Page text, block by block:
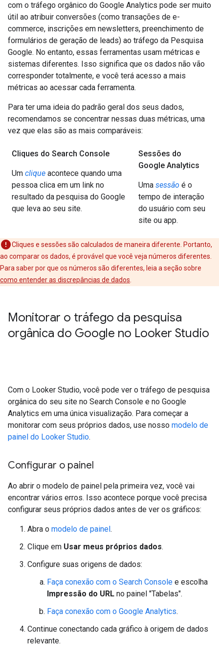
com o tráfego orgânico do Google Analytics pode ser muito
útil ao atribuir conversões (como transações de e-
commerce, inscrições em newsletters, preenchimento de
formulários de geração de leads) ao tráfego da Pesquisa
Google. No entanto, essas ferramentas usam métricas e
sistemas diferentes. Isso significa que os dados não vão
corresponder totalmente, e você terá acesso a mais
métricas ao acessar cada ferramenta.
Para ter uma ideia do padrão geral dos seus dados,
recomendamos se concentrar nessas duas métricas, uma
vez que elas são as mais comparáveis:
Cliques do Search Console
Um clique acontece quando uma
pessoa clica em um link no
resultado da pesquisa do Google
que leva ao seu site.
Sessões do
Google Analytics
Uma sessão é o
tempo de interação
do usuário com seu
site ou app.
Cliques e sessões são calculados de maneira diferente. Portanto,
ao comparar os dados, é provável que você veja números diferentes.
Para saber por que os números são diferentes, leia a seção sobre
como entender as discrepâncias de dados
Monitorar o tráfego da pesquisa
orgânica do Google no Looker Studio
Com o Looker Studio, você pode ver o tráfego de pesquisa
orgânica do seu site no Search Console e no Google
Analytics em uma única visualização. Para começar a
monitorar com seus próprios dados, use nosso modelo de
painel do Looker Studio.
Configurar o painel
Ao abrir o modelo de painel pela primeira vez, você vai
encontrar vários erros. Isso acontece porque você precisa
configurar seus próprios dados antes de ver os gráficos:
Abra o modelo de painel.
Clique em Usar meus próprios dados.
Configure suas origens de dados:
Faça conexão com o Search Console e escolha
Impressão do URL no painel "Tabelas".
Faça conexão com o Google Analytics.
Continue conectando cada gráfico à origem de dados
relevante.